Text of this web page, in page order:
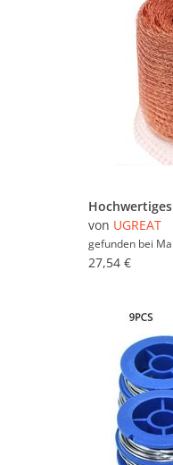
von UGREAT
gefunden bei
27,54 €